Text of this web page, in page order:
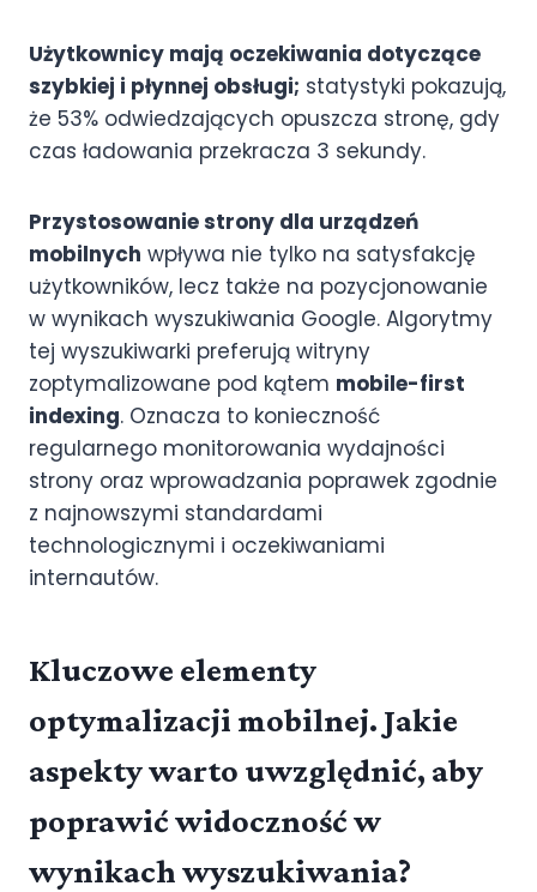
Użytkownicy mają oczekiwania dotyczące
szybkiej i płynnej obsługi; statystyki pokazują,
że 53% odwiedzających opuszcza stronę, gdy
czas ładowania przekracza 3 sekundy.
Przystosowanie strony dla urządzeń
mobilnych wpływa nie tylko na satysfakcję
użytkowników, lecz także na pozycjonowanie
w wynikach wyszukiwania Google. Algorytmy
tej wyszukiwarki preferują witryny
zoptymalizowane pod kątem mobile-first
indexing. Oznacza to konieczność
regularnego monitorowania wydajności
strony oraz wprowadzania poprawek zgodnie
z najnowszymi standardami
technologicznymi i oczekiwaniami
internautów.
Kluczowe elementy
optymalizacji mobilnej. Jakie
aspekty warto uwzględnić, aby
poprawić widoczność w
wynikach wyszukiwania?